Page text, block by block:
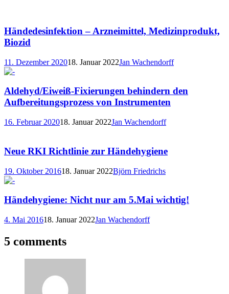
Händedesinfektion – Arzneimittel, Medizinprodukt,
Biozid
11. Dezember 202018. Januar 2022Jan Wachendorff
Aldehyd/Eiweiß-Fixierungen behindern den
Aufbereitungsprozess von Instrumenten
16. Februar 202018. Januar 2022Jan Wachendorff
Neue RKI Richtlinie zur Händehygiene
19. Oktober 201618. Januar 2022Björn Friedrichs
Händehygiene: Nicht nur am 5.Mai wichtig!
4. Mai 201618. Januar 2022Jan Wachendorff
5 comments